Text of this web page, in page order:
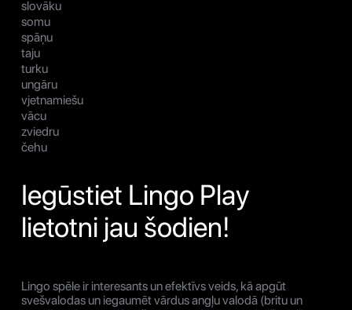
slovāku
somu
spāņu
taju
turku
ungāru
vjetnamiešu
vācu
zviedru
čehu
Iegūstiet Lingo Play
lietotni jau šodien!
Lingo spēle ir interesants un efektīvs veids, kā apgūt
svešvalodas un iegaumēt vārdus angļu valodā (britu un